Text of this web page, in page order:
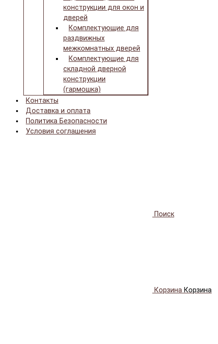
конструкции для окон и
дверей
Комплектующие для
раздвижных
межкомнатных дверей
Комплектующие для
складной дверной
конструкции
(гармошка)
Контакты
Доставка и оплата
Политика Безопасности
Условия соглашения
Поиск
Корзина Корзина